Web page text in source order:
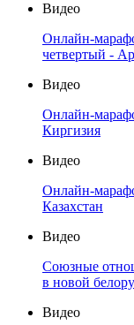
Видео
Онлайн-
четвертый -
Видео
Онлайн-
Киргизия
Видео
Онлайн-
Казахстан
Видео
Союзные
в новой
Видео